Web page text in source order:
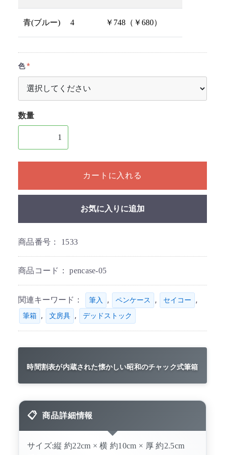
青(ブルー) 4 ￥748（￥680）
色
数量
1個以上の数量を入力してください
カートに入れる
お気に入りに追加
商品番号： 1533
商品コード：pencase-05
関連キーワード： 筆入 , ペンケース , セイコー ,
筆箱 , 文房具 , デッドストック
時間割表が内蔵された懐かしい昭和のチャック式筆箱
商品詳細情報
サイズ:縦 約22cm × 横 約10cm × 厚 約2.5cm